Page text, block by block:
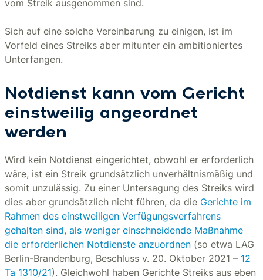
vom Streik ausgenommen sind.
Sich auf eine solche Vereinbarung zu einigen, ist im
Vorfeld eines Streiks aber mitunter ein ambitioniertes
Unterfangen.
Notdienst kann vom Gericht
einstweilig angeordnet
werden
Wird kein Notdienst eingerichtet, obwohl er erforderlich
wäre, ist ein Streik grundsätzlich unverhältnismäßig und
somit unzulässig. Zu einer Untersagung des Streiks wird
dies aber grundsätzlich nicht führen, da die Gerichte im
Rahmen des einstweiligen Verfügungsverfahrens
gehalten sind, als weniger einschneidende Maßnahme
die erforderlichen Notdienste anzuordnen (so etwa LAG
Berlin-Brandenburg, Beschluss v. 20. Oktober 2021 – 12
Ta 1310/21). Gleichwohl haben Gerichte Streiks aus eben